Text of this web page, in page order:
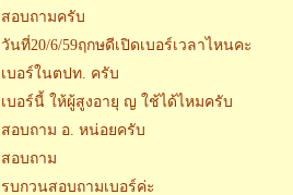
สอบถามครับ
วันที่20/6/59ฤกษดีเปิดเบอร์เวลาไหนคะ
เบอร์ในตปท. ครับ
เบอร์นี้ ให้ผู้สูงอายุ ญ ใช้ได้ไหมครับ
สอบถาม อ. หน่อยครับ
สอบถาม
รบกวนสอบถามเบอร์ค่ะ